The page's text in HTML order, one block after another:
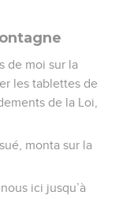
de moi sur la
les tablettes de
de la Loi,
monta sur la
ici jusqu’à